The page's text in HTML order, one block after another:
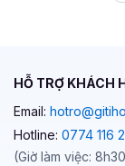
HỖ TRỢ KHÁCH
Email:
Hotline: 0774 116
(Giờ làm việc: